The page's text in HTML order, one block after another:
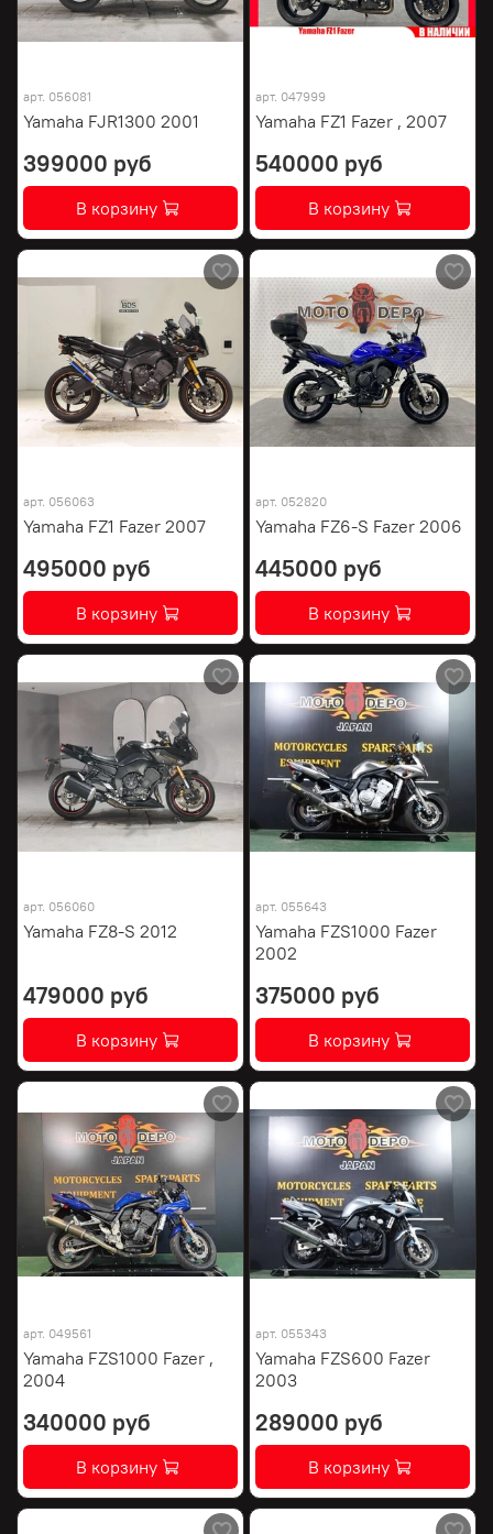
арт. 056081
Yamaha FJR1300 2001
399000 руб
В корзину
арт. 047999
Yamaha FZ1 Fazer , 2007
540000 руб
В корзину
арт. 056063
Yamaha FZ1 Fazer 2007
495000 руб
В корзину
арт. 052820
Yamaha FZ6-S Fazer 2006
445000 руб
В корзину
арт. 056060
Yamaha FZ8-S 2012
479000 руб
В корзину
арт. 055643
Yamaha FZS1000 Fazer
2002
375000 руб
В корзину
арт. 049561
Yamaha FZS1000 Fazer ,
2004
340000 руб
В корзину
арт. 055343
Yamaha FZS600 Fazer
2003
289000 руб
В корзину